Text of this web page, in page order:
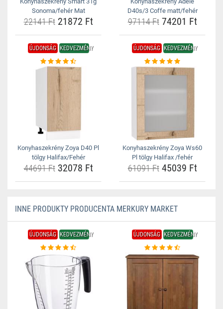
Sonoma/fehér Mat
22141 Ft21872 Ft
D40s/3 Coffe matt/fehér
97114 Ft74201 Ft
ÚJDONSÁG KEDVEZMÉNY
Konyhaszekrény Zoya D40 Pl
tölgy Halifax/Fehér
44691 Ft32078 Ft
ÚJDONSÁG KEDVEZMÉNY
Konyhaszekrény Zoya Ws60
Pl tölgy Halifax /fehér
61091 Ft45039 Ft
INNE PRODUKTY PRODUCENTA MERKURY MARKET
ÚJDONSÁG KEDVEZMÉNY ÚJDONSÁG KEDVEZMÉNY